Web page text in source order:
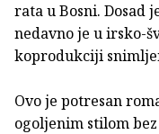
rata u Bosni. Dosad
nedavno je u irsko-
koprodukciji
Ovo je potresan
ogoljenim stilom